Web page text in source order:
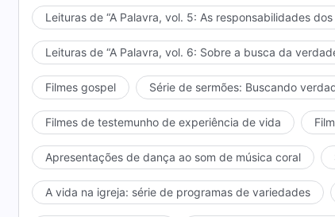
Leituras de “A Palavra, vol. 5: As responsabilidades
Leituras de “A Palavra, vol. 6: Sobre a busca da
Filmes gospel Série de sermões: Buscando
Filmes de testemunho de experiência de vida
Apresentações de dança ao som de música coral
A vida na igreja: série de programas de variedades